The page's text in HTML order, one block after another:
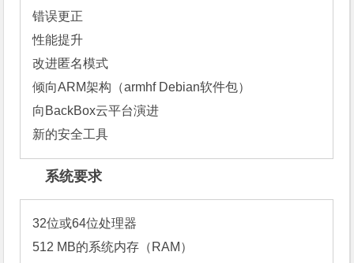
错误更正
性能提升
改进匿名模式
倾向ARM架构（armhf Debian软件包）
向BackBox云平台演进
新的安全工具
系统要求
32位或64位处理器
512 MB的系统内存（RAM）